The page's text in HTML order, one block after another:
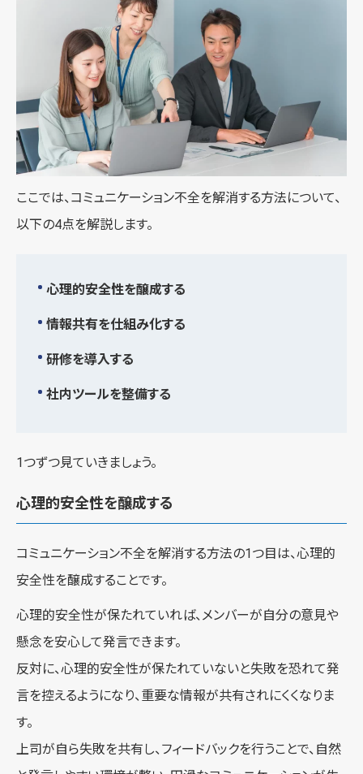
ここでは、コミュニケーション不全を解消する方法について、
以下の4点を解説します。
心理的安全性を醸成する
情報共有を仕組み化する
研修を導入する
社内ツールを整備する
1つずつ見ていきましょう。
心理的安全性を醸成する
コミュニケーション不全を解消する方法の1つ目は、心理的
安全性を醸成することです。
心理的安全性が保たれていれば、メンバーが自分の意見や
懸念を安心して発言できます。
反対に、心理的安全性が保たれていないと失敗を恐れて発
言を控えるようになり、重要な情報が共有されにくくなりま
す。
上司が自ら失敗を共有し、フィードバックを行うことで、自然